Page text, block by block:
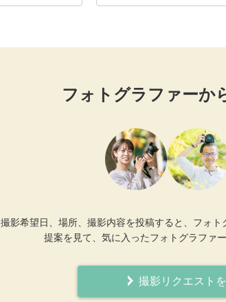
フォトグラファーか
撮影希望日、場所、撮影内容を投稿すると、フォト
提案を見て、気に入ったフォトグラファ
撮影リクエスト